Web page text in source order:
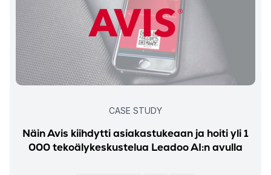
CASE STUDY
Näin Avis kiihdytti asiakastukeaan ja hoiti yli 1
000 tekoälykeskustelua Leadoo AI:n avulla